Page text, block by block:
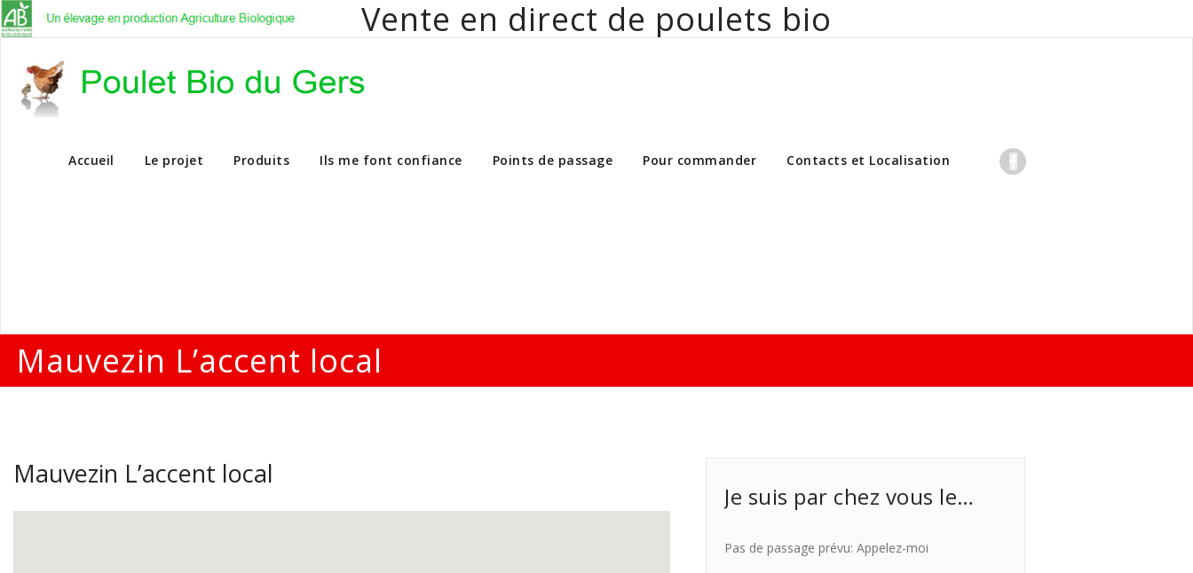
Vente en direct de poulets bio
Vente en direct de poulets bio aux particuliers et professionnels
Accueil Le projet Produits Ils me font confiance Points de passage Pour commander Contacts et Localisation
Mauvezin L’accent local
Mauvezin L’accent local
Je suis par chez vous le…
Pas de passage prévu: Appelez-moi